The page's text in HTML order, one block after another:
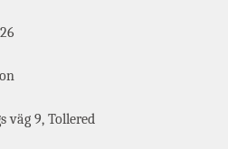
väg 9, Tollered